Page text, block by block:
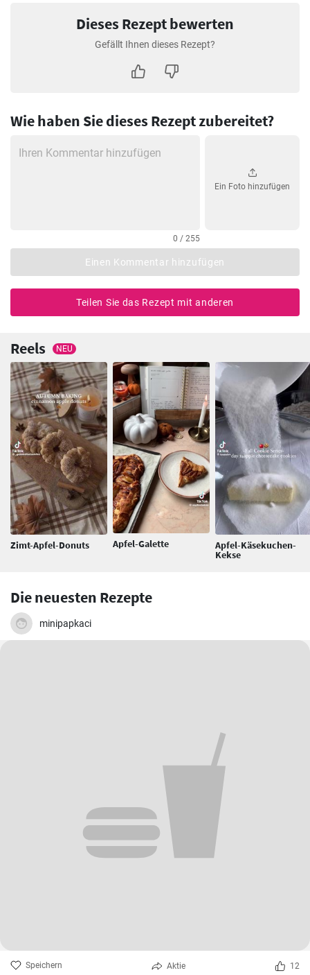
Dieses Rezept bewerten
Gefällt Ihnen dieses Rezept?
Wie haben Sie dieses Rezept zubereitet?
0 / 255
Ein Foto hinzufügen
Einen Kommentar hinzufügen
Teilen Sie das Rezept mit anderen
Reels NEU
Zimt-Apfel-Donuts Apfel-Galette Apfel-Käsekuchen-
Kekse
Die neuesten Rezepte
minipapkaci
Speichern Aktie 12